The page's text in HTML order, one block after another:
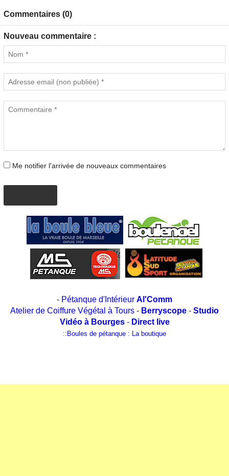
Commentaires (0)
Nouveau commentaire :
Me notifier l'arrivée de nouveaux commentaires
- Pétanque d'Intérieur Al'Comm
Atelier de Coiffure Végétal à Tours - Berryscope - Studio
Vidéo à Bourges- Direct live
:: Boules de pétanque : La boutique